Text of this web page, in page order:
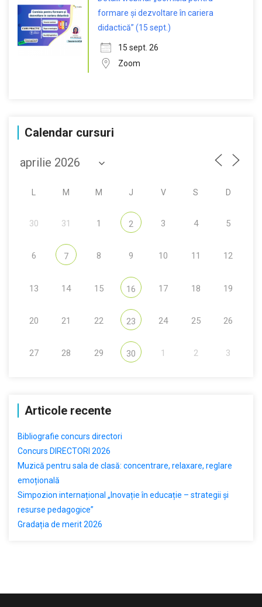
formare și dezvoltare în cariera
didactică” (15 sept.)
15 sept. 26
Zoom
Calendar cursuri
M M J V S D
30 31 1 2 3 4 5
6 7 8 9 10 11 12
13 14 15 16 17 18 19
20 21 22 23 24 25 26
27 28 29 30 1 2 3
Articole recente
Bibliografie concurs directori
Concurs DIRECTORI 2026
Muzică pentru sala de clasă: concentrare, relaxare, reglare
emoțională
Simpozion internațional „Inovație în educație – strategii și
resurse pedagogice”
Gradația de merit 2026